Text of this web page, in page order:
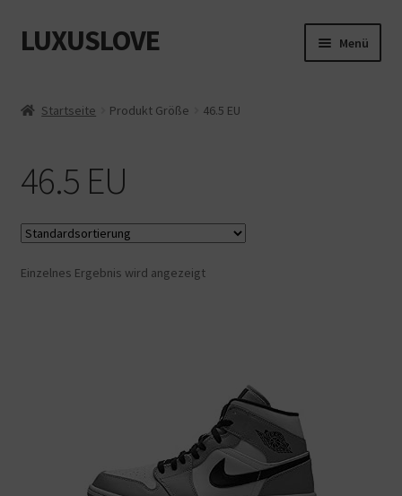
Zur
Navigation
Zum
Inhalt
LUXUSLOVE Menü
Datenschutz
Impressum
Kasse
Startseite Produkt Größe 46.5 EU
46.5 EU
Einzelnes Ergebnis wird angezeigt